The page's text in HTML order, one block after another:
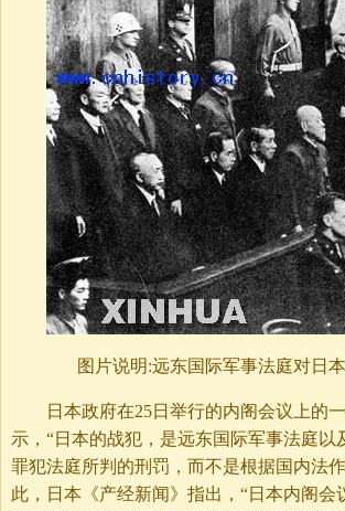
图片说明:远东国际军事法庭对日
日本政府在25日举行的内阁会议上的
示，“日本的战犯，是远东国际军事法庭以
罪犯法庭所判的刑罚，而不是根据国内法
此，日本《产经新闻》指出，“日本内阁会